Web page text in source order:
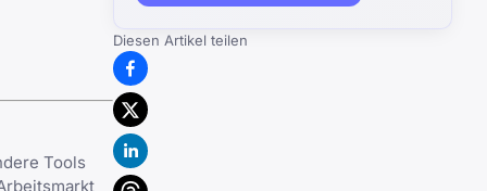
Tools
Diesen Artikel teilen